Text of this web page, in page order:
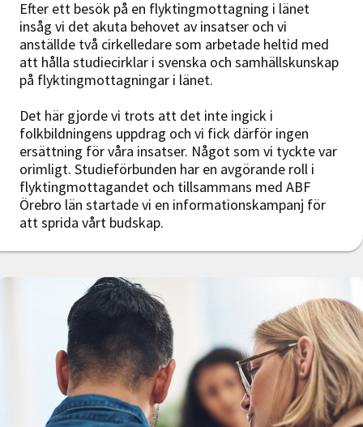
Efter ett besök på en flyktingmottagning i länet
insåg vi det akuta behovet av insatser och vi
anställde två cirkelledare som arbetade heltid med
att hålla studiecirklar i svenska och samhällskunskap
på flyktingmottagningar i länet.
Det här gjorde vi trots att det inte ingick i
folkbildningens uppdrag och vi fick därför ingen
ersättning för våra insatser. Något som vi tyckte var
orimligt. Studieförbunden har en avgörande roll i
flyktingmottagandet och tillsammans med ABF
Örebro län startade vi en informationskampanj för
att sprida vårt budskap.